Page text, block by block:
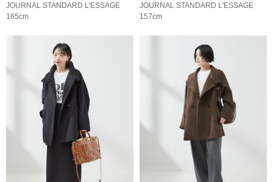
JOURNAL STANDARD L'ESSAGE
165cm
JOURNAL STANDARD L'ESSAGE
157cm